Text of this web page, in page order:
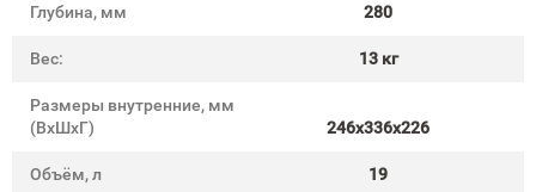
Глубина, мм 280
Вес: 13 кг
Размеры внутренние, мм
(ВхШхГ)
246x336x226
Объём, л 19